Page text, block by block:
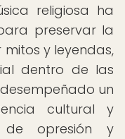
religiosa ha
preservar la
y leyendas,
dentro de las
un
cultural y
de opresión y